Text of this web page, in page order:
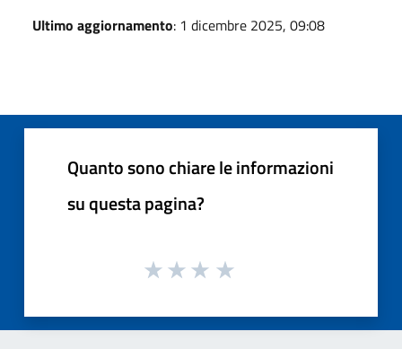
Ultimo aggiornamento: 1 dicembre 2025, 09:08
Quanto sono chiare le informazioni
su questa pagina?